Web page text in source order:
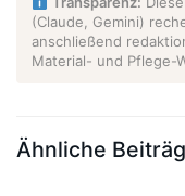
(Claude, Gemini)
anschließend
Material- und Pflege-
Ähnliche